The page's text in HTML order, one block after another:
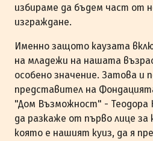
избираме да бъдем част от
изграждане.
Именно защото каузата
на младежи на нашата
особено значение. Затова и
представител на
"Дом Възможност" - Теодора
да разкаже от първо лице
която е нашият куиз, да я